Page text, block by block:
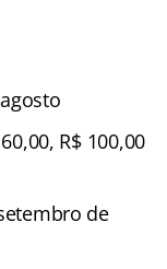
R$ 100,00
de